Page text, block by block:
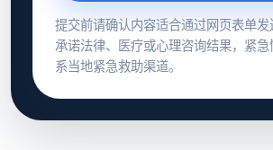
提交前请确认内容适合通过网页表单
承诺法律、医疗或心理咨询结果，紧
系当地紧急救助渠道。